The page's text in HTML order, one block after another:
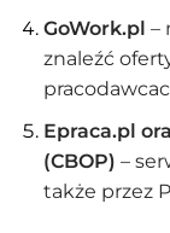
GoWork.pl –
znaleźć
Epraca.pl
(CBOP) –
także przez